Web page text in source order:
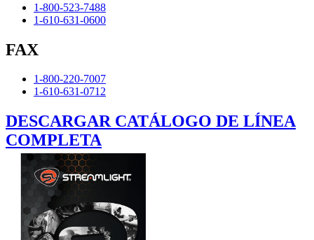
1-800-523-7488
1-610-631-0600
FAX
1-800-220-7007
1-610-631-0712
DESCARGAR CATÁLOGO DE LÍNEA
COMPLETA